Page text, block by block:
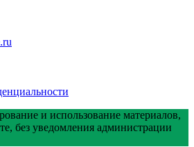
и использование материалов,
без уведомления администрации